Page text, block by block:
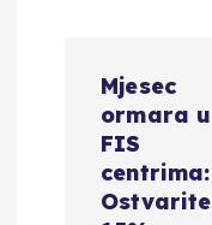
Mjesec
ormara u
FIS
centrima:
Ostvarite